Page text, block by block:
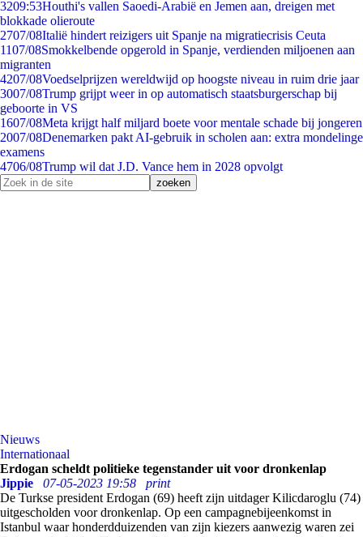
3209:53Houthi's vallen Saoedi-Arabië en Jemen aan, dreigen met
blokkade olieroute
2707/08Italië hindert reizigers uit Spanje na migratiecrisis Ceuta
1107/08Smokkelbende opgerold in Spanje, verdienden miljoenen aan
migranten
4207/08Voedselprijzen wereldwijd op hoogste niveau in ruim drie jaar
3007/08Trump grijpt weer in op automatisch staatsburgerschap bij
geboorte in VS
1607/08Meta krijgt half miljard boete voor mentale schade bij jongeren
2007/08Denemarken pakt AI-gebruik in scholen aan: extra mondelinge
examens
4706/08Trump wil dat J.D. Vance hem in 2028 opvolgt
Nieuws
Internationaal
Erdogan scheldt politieke tegenstander uit voor dronkenlap
Jippie
07-05-2023 19:58
print
De Turkse president Erdogan (69) heeft zijn uitdager Kilicdaroglu (74)
uitgescholden voor dronkenlap. Op een campagnebijeenkomst in
Istanbul waar honderdduizenden van zijn kiezers aanwezig waren zei